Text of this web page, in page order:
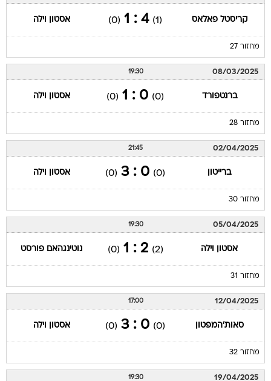
קריסטל פאלאס (1)
4 : 1
(0) אסטון וילה
מחזור 27
08/03/2025
19:30
ברנטפורד (0)
0 : 1
(0) אסטון וילה
מחזור 28
02/04/2025
21:45
ברייטון (0)
0 : 3
(0) אסטון וילה
מחזור 30
05/04/2025
19:30
אסטון וילה (2)
2 : 1
(0) נוטינגהאם פורסט
מחזור 31
12/04/2025
17:00
סאות'המפטון (0)
0 : 3
(0) אסטון וילה
מחזור 32
19/04/2025
19:30